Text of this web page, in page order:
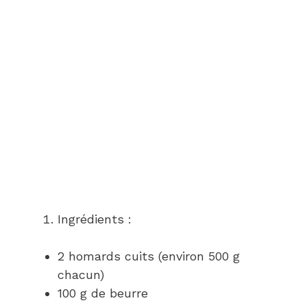
Ingrédients :
2 homards cuits (environ 500 g
chacun)
100 g de beurre